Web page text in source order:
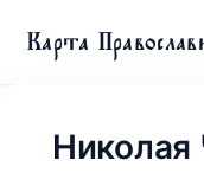
Карта
Николая